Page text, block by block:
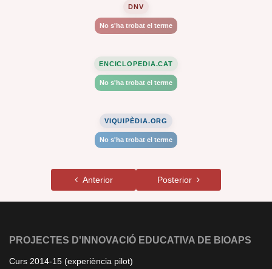
DNV
No s'ha trobat el terme
ENCICLOPEDIA.CAT
No s'ha trobat el terme
VIQUIPÈDIA.ORG
No s'ha trobat el terme
Anterior Posterior
PROJECTES D'INNOVACIÓ EDUCATIVA DE BIOAPS
Curs 2014-15 (experiència pilot)